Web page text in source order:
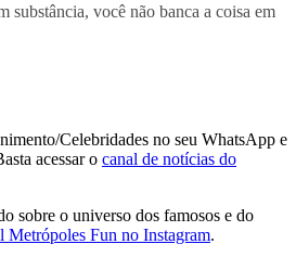
substância, você não banca a coisa em
Celebridades no seu WhatsApp e
acessar o canal de notícias do
sobre o universo dos famosos e do
Metrópoles Fun no Instagram.